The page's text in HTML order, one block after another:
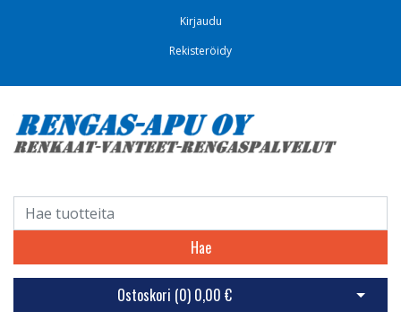
Kirjaudu
Rekisteröidy
Hae
Ostoskori (0) 0,00 € Avaa